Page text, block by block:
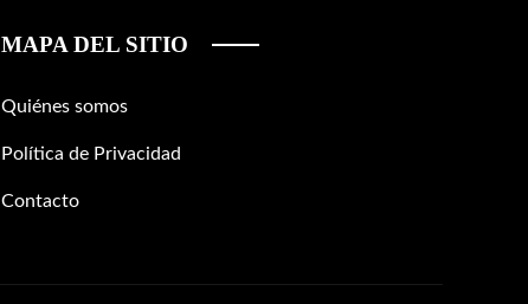
MAPA DEL SITIO
Quiénes somos
Política de Privacidad
Contacto